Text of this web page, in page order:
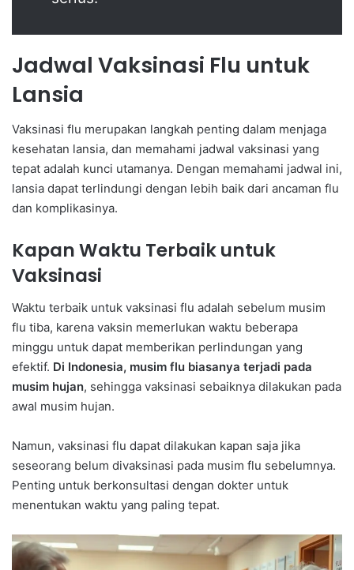
Jadwal Vaksinasi Flu untuk
Lansia
Vaksinasi flu merupakan langkah penting dalam menjaga
kesehatan lansia, dan memahami jadwal vaksinasi yang
tepat adalah kunci utamanya. Dengan memahami jadwal ini,
lansia dapat terlindungi dengan lebih baik dari ancaman flu
dan komplikasinya.
Kapan Waktu Terbaik untuk
Vaksinasi
Waktu terbaik untuk vaksinasi flu adalah sebelum musim
flu tiba, karena vaksin memerlukan waktu beberapa
minggu untuk dapat memberikan perlindungan yang
efektif. Di Indonesia, musim flu biasanya terjadi pada
musim hujan, sehingga vaksinasi sebaiknya dilakukan pada
awal musim hujan.
Namun, vaksinasi flu dapat dilakukan kapan saja jika
seseorang belum divaksinasi pada musim flu sebelumnya.
Penting untuk berkonsultasi dengan dokter untuk
menentukan waktu yang paling tepat.